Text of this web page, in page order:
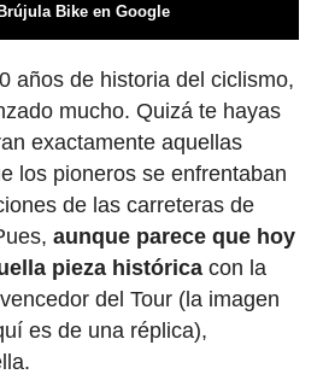
Bike en Google
años de historia del ciclismo,
mucho. Quizá te hayas
exactamente aquellas
los pioneros se enfrentaban
de las carreteras de
aunque parece que hoy
pieza históricacon la
del Tour (la imagen
es de una réplica),